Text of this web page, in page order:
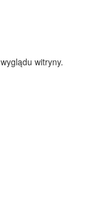
witryny.